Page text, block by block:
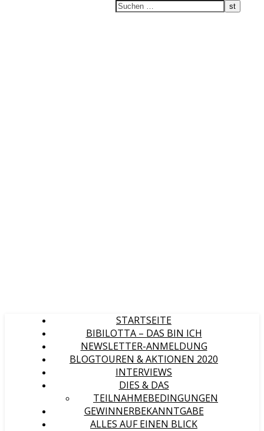
STARTSEITE
BIBILOTTA – DAS BIN ICH
NEWSLETTER-ANMELDUNG
BLOGTOUREN & AKTIONEN 2020
INTERVIEWS
DIES & DAS
TEILNAHMEBEDINGUNGEN
GEWINNERBEKANNTGABE
ALLES AUF EINEN BLICK